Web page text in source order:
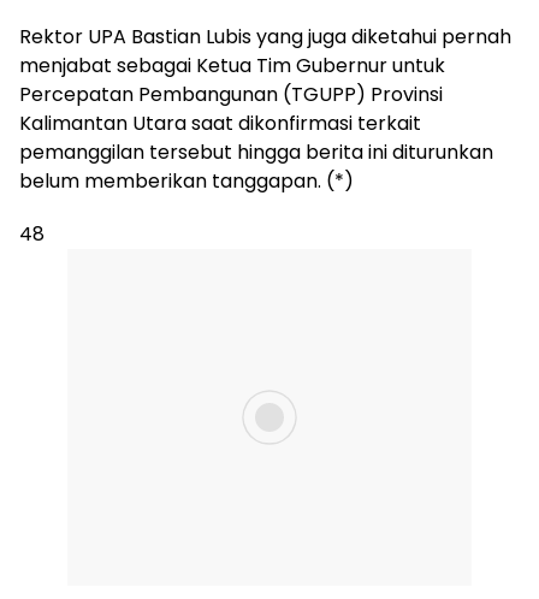
Rektor UPA Bastian Lubis yang juga diketahui pernah
menjabat sebagai Ketua Tim Gubernur untuk
Percepatan Pembangunan (TGUPP) Provinsi
Kalimantan Utara saat dikonfirmasi terkait
pemanggilan tersebut hingga berita ini diturunkan
belum memberikan tanggapan. (*)
48